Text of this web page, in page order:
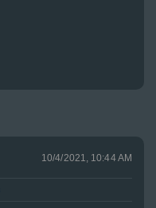
10/4/2021, 10:44 AM